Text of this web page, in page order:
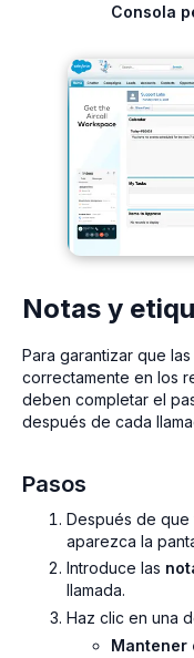
Consola
Notas y
Para garantizar que las
correctamente en los
deben completar el
después de cada
Pasos
Después de que
aparezca la
Introduce las
llamada.
Haz clic en una
Mantener